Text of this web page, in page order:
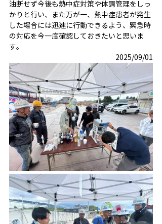
油断せず今後も熱中症対策や体調管理をしっ
かりと行い、また万が一、熱中症患者が発生
した場合には迅速に行動できるよう、緊急時
の対応を今一度確認しておきたいと思いま
す。
2025/09/01